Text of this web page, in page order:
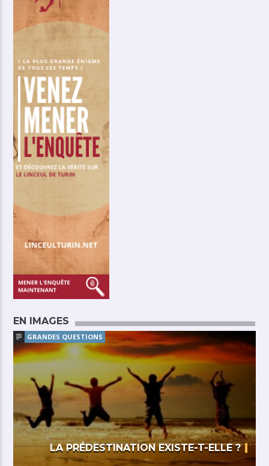
EN IMAGES
GRANDES QUESTIONS
LA PRÉDESTINATION EXISTE-T-ELLE ?